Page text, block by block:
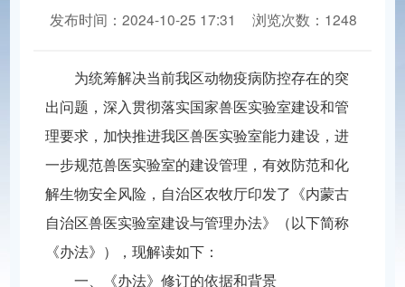
发布时间：2024-10-25 17:31 浏览次数：1248
为统筹解决当前我区动物疫病防控存在的突
出问题，深入贯彻落实国家兽医实验室建设和管
理要求，加快推进我区兽医实验室能力建设，进
一步规范兽医实验室的建设管理，有效防范和化
解生物安全风险，自治区农牧厅印发了《内蒙古
自治区兽医实验室建设与管理办法》（以下简称
《办法》），现解读如下：
一、《办法》修订的依据和背景